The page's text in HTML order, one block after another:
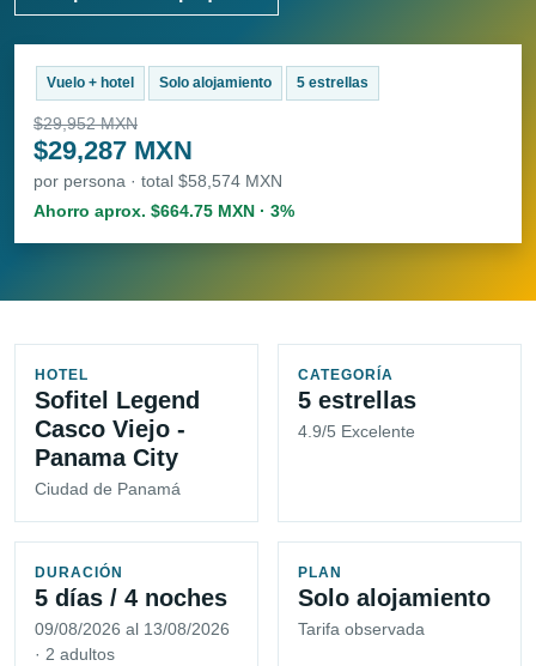
Vuelo + hotel Solo alojamiento 5 estrellas
$29,952 MXN
$29,287 MXN
por persona · total $58,574 MXN
Ahorro aprox. $664.75 MXN · 3%
HOTEL
Sofitel Legend
Casco Viejo -
Panama City
Ciudad de Panamá
CATEGORÍA
5 estrellas
4.9/5 Excelente
DURACIÓN
5 días / 4 noches
09/08/2026 al 13/08/2026
· 2 adultos
PLAN
Solo alojamiento
Tarifa observada